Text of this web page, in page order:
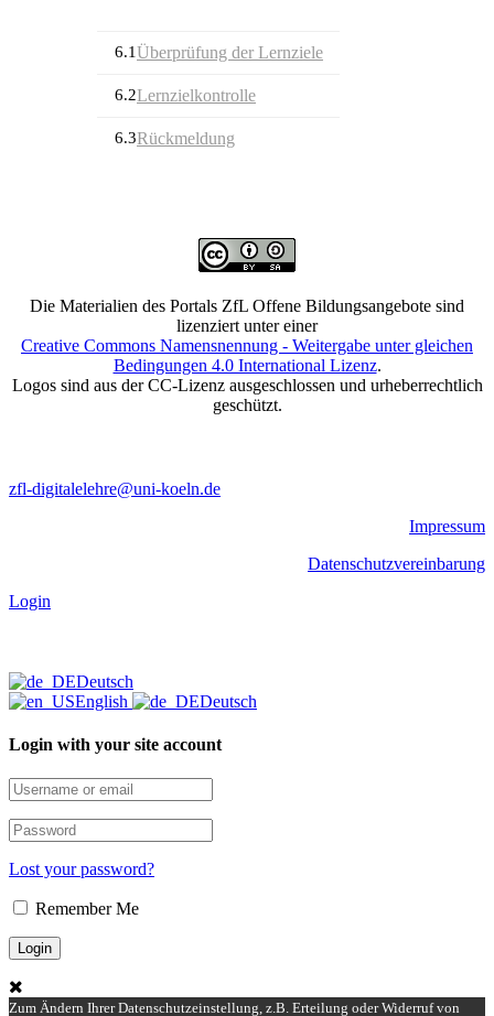
6.1Überprüfung der Lernziele
6.2Lernzielkontrolle
6.3Rückmeldung
Die Materialien des Portals ZfL Offene Bildungsangebote sind
lizenziert unter einer
Creative Commons Namensnennung - Weitergabe unter gleichen
Bedingungen 4.0 International Lizenz.
Logos sind aus der CC-Lizenz ausgeschlossen und urheberrechtlich
geschützt.
zfl-digitalelehre@uni-koeln.de
Impressum
Datenschutzvereinbarung
Login
Deutsch
English
Deutsch
Login with your site account
Lost your password?
Remember Me
Zum Ändern Ihrer Datenschutzeinstellung, z.B. Erteilung oder Widerruf von